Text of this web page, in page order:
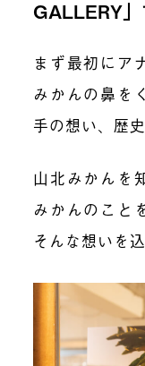
GALLERY」
まず最初にア
みかんの鼻を
手の想い、歴
山北みかんを
みかんのこと
そんな想いを